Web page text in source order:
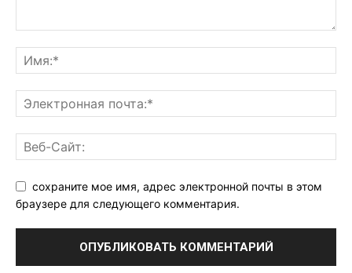
сохраните мое имя, адрес электронной почты в этом
браузере для следующего комментария.